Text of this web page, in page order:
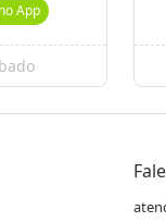
App